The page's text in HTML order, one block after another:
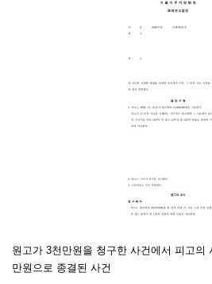
원고가 3천만원을 청구한 사건에서 피고의
만원으로 종결된 사건